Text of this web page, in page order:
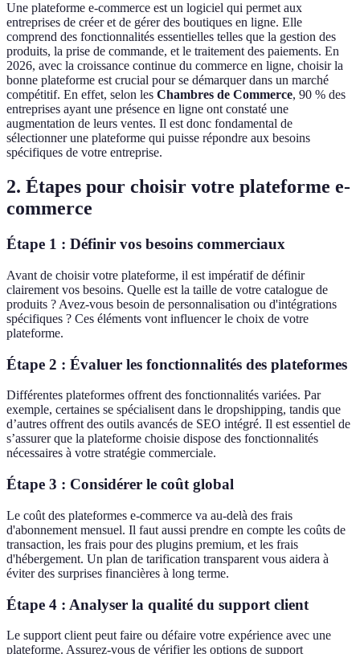
Une plateforme e-commerce est un logiciel qui permet aux
entreprises de créer et de gérer des boutiques en ligne. Elle
comprend des fonctionnalités essentielles telles que la gestion des
produits, la prise de commande, et le traitement des paiements. En
2026, avec la croissance continue du commerce en ligne, choisir la
bonne plateforme est crucial pour se démarquer dans un marché
compétitif. En effet, selon les Chambres de Commerce, 90 % des
entreprises ayant une présence en ligne ont constaté une
augmentation de leurs ventes. Il est donc fondamental de
sélectionner une plateforme qui puisse répondre aux besoins
spécifiques de votre entreprise.
2. Étapes pour choisir votre plateforme e-
commerce
Étape 1 : Définir vos besoins commerciaux
Avant de choisir votre plateforme, il est impératif de définir
clairement vos besoins. Quelle est la taille de votre catalogue de
produits ? Avez-vous besoin de personnalisation ou d'intégrations
spécifiques ? Ces éléments vont influencer le choix de votre
plateforme.
Étape 2 : Évaluer les fonctionnalités des plateformes
Différentes plateformes offrent des fonctionnalités variées. Par
exemple, certaines se spécialisent dans le dropshipping, tandis que
d’autres offrent des outils avancés de SEO intégré. Il est essentiel de
s’assurer que la plateforme choisie dispose des fonctionnalités
nécessaires à votre stratégie commerciale.
Étape 3 : Considérer le coût global
Le coût des plateformes e-commerce va au-delà des frais
d'abonnement mensuel. Il faut aussi prendre en compte les coûts de
transaction, les frais pour des plugins premium, et les frais
d'hébergement. Un plan de tarification transparent vous aidera à
éviter des surprises financières à long terme.
Étape 4 : Analyser la qualité du support client
Le support client peut faire ou défaire votre expérience avec une
plateforme. Assurez-vous de vérifier les options de support